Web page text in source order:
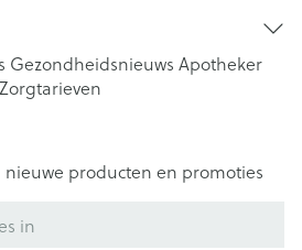
Gezondheidsnieuws Apotheker
Zorgtarieven
producten en promoties